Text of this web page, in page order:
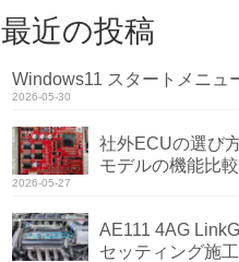
最近の投稿
Windows11 スタートメニュ
2026-05-30
社外ECUの選び
モデルの機能比
2026-05-27
AE111 4AG
セッティング施工